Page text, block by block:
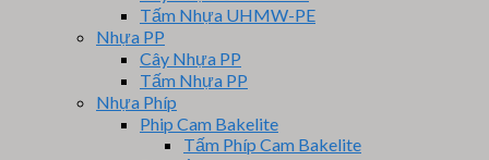
Tấm Nhựa UHMW-PE
Nhựa PP
Cây Nhựa PP
Tấm Nhựa PP
Nhựa Phíp
Phip Cam Bakelite
Tấm Phíp Cam Bakelite